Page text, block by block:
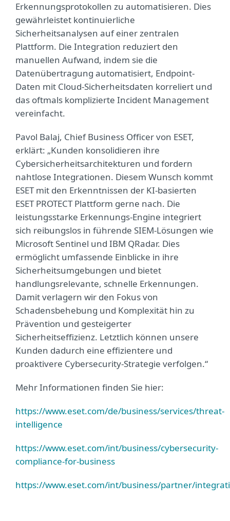
Erkennungsprotokollen zu automatisieren. Dies
gewährleistet kontinuierliche
Sicherheitsanalysen auf einer zentralen
Plattform. Die Integration reduziert den
manuellen Aufwand, indem sie die
Datenübertragung automatisiert, Endpoint-
Daten mit Cloud-Sicherheitsdaten korreliert und
das oftmals komplizierte Incident Management
vereinfacht.
Pavol Balaj, Chief Business Officer von ESET,
erklärt: „Kunden konsolidieren ihre
Cybersicherheitsarchitekturen und fordern
nahtlose Integrationen. Diesem Wunsch kommt
ESET mit den Erkenntnissen der KI-basierten
ESET PROTECT Plattform gerne nach. Die
leistungsstarke Erkennungs-Engine integriert
sich reibungslos in führende SIEM-Lösungen wie
Microsoft Sentinel und IBM QRadar. Dies
ermöglicht umfassende Einblicke in ihre
Sicherheitsumgebungen und bietet
handlungsrelevante, schnelle Erkennungen.
Damit verlagern wir den Fokus von
Schadensbehebung und Komplexität hin zu
Prävention und gesteigerter
Sicherheitseffizienz. Letztlich können unsere
Kunden dadurch eine effizientere und
proaktivere Cybersecurity-Strategie verfolgen.“
Mehr Informationen finden Sie hier:
https://www.eset.com/de/business/services/threat-
intelligence
https://www.eset.com/int/business/cybersecurity-
compliance-for-business
https://www.eset.com/int/business/partner/